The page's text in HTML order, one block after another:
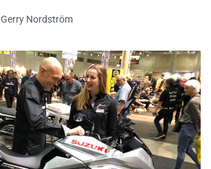
Gerry Nordström